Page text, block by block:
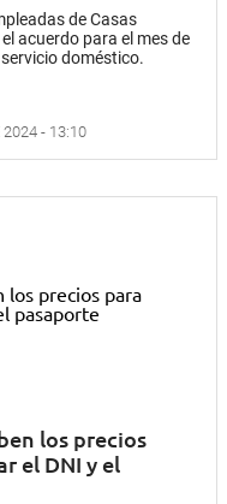
de Casas
acuerdo para el mes de
doméstico.
2024 - 13:10
los precios
el DNI y el